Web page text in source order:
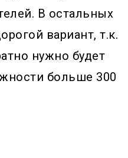
В остальных
вариант, т.к.
нужно будет
больше 300